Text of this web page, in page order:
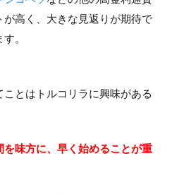
高く、大きな見返りが期待で
。
とはトルコリラに興味がある
を味方に、早く始めることが重